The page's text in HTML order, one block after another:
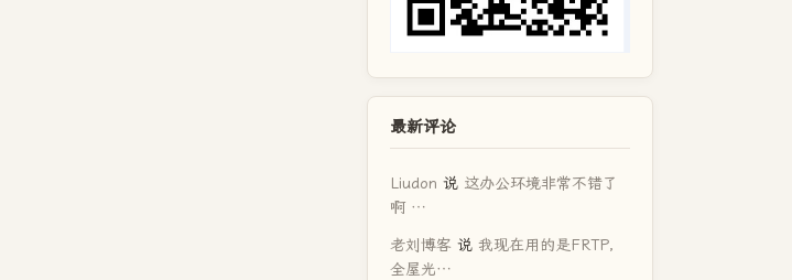
最新评论
Liudon 说 这办公环境非常不错了
啊 …
老刘博客 说 我现在用的是FRTP，
全屋光…